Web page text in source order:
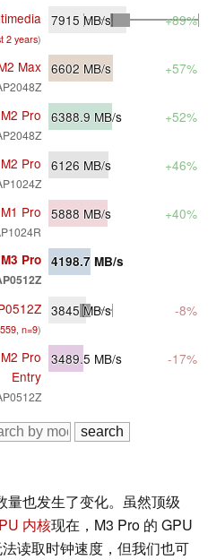
2 years)
7915 MB/s +89%
Max 6602 MB/s +57%
Pro 6388.9 MB/s +52%
Pro 6126 MB/s +46%
Pro 5888 MB/s +40%
Pro 4198.7 MB/s
n=9)
3845 MB/s -8%
Pro
Entry
3489.5 MB/s -17%
量也发生了变化。虽然顶级
内核现在，M3 Pro 的 GPU
读取时钟速度，但我们也可